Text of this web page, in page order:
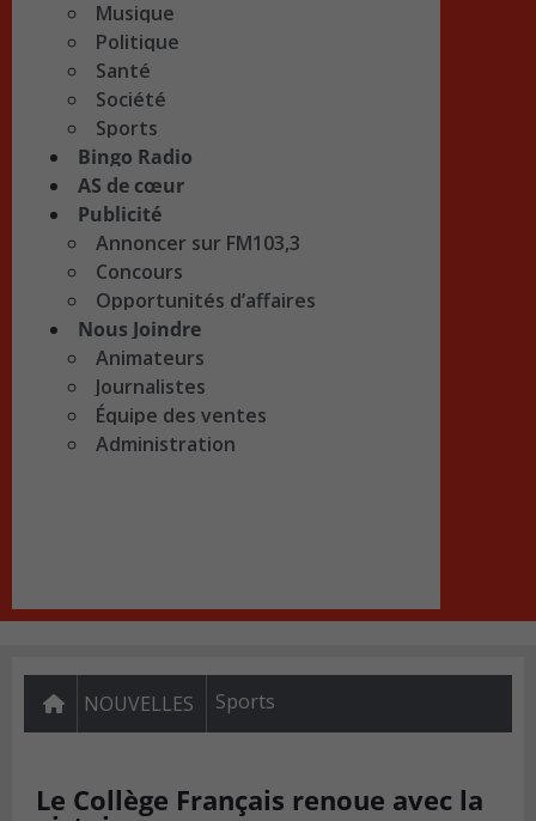
Musique
Politique
Santé
Société
Sports
Bingo Radio
AS de cœur
Publicité
Annoncer sur FM103,3
Concours
Opportunités d’affaires
Nous Joindre
Animateurs
Journalistes
Équipe des ventes
Administration
NOUVELLES Sports
Le Collège Français renoue avec la